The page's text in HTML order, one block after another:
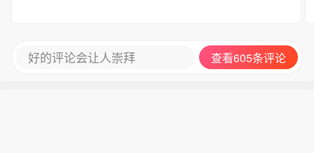
好的评论会让人崇拜 查看605条评论